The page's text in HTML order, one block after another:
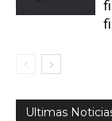
Ultimas